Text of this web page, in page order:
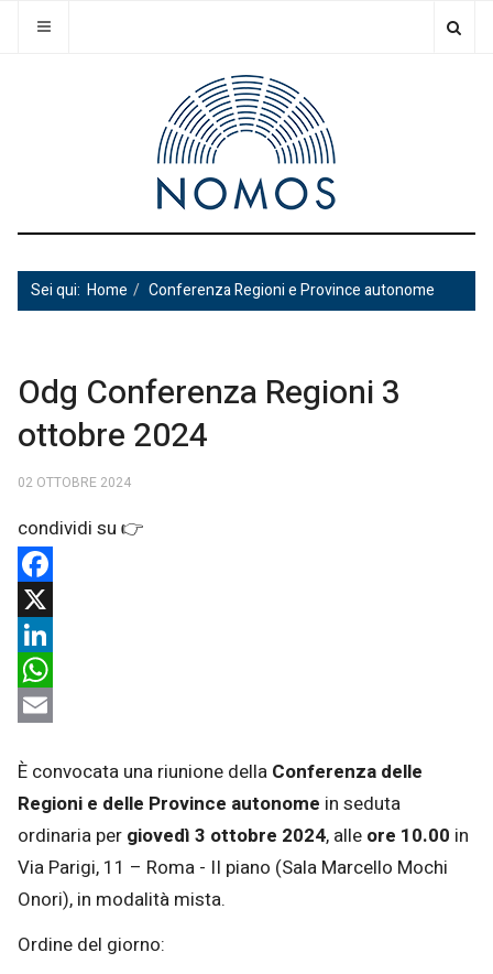
Sei qui: Home Conferenza Regioni e Province autonome
Odg Conferenza Regioni 3
ottobre 2024
02 OTTOBRE 2024
Facebook
X
LinkedIn
WhatsApp
È convocata una riunione della Conferenza delle
Regioni e delle Province autonome in seduta
ordinaria per giovedì 3 ottobre 2024, alle ore 10.00 in
Via Parigi, 11 – Roma - II piano (Sala Marcello Mochi
Onori), in modalità mista.
Ordine del giorno: